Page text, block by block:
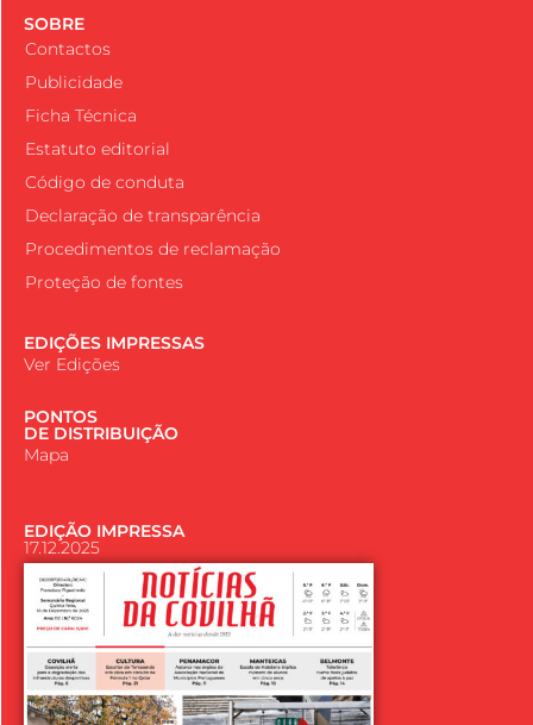
SOBRE
Contactos
Publicidade
Ficha Técnica
Estatuto editorial
Código de conduta
Declaração de transparência
Procedimentos de reclamação
Proteção de fontes
EDIÇÕES IMPRESSAS
Ver Edições
PONTOS
DE DISTRIBUIÇÃO
Mapa
EDIÇÃO IMPRESSA
17.12.2025